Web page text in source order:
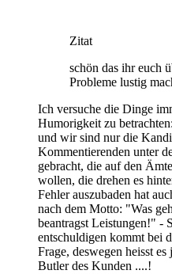
Zitat
schön das ihr euch
Probleme lustig
Ich versuche die Dinge
Humorigkeit zu
und wir sind nur die
Kommentierenden unter
gebracht, die auf den
wollen, die drehen es
Fehler auszubaden hat
nach dem Motto: "Was
beantragst Leistungen!" -
entschuldigen kommt bei
Frage, deswegen heisst
Butler des Kunden ....!